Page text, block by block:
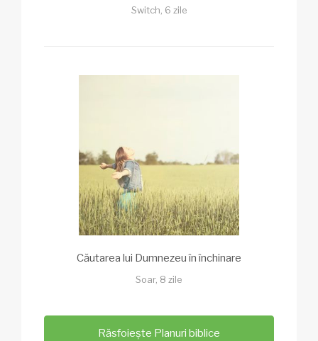
Switch, 6 zile
Căutarea lui Dumnezeu în închinare
Soar, 8 zile
Răsfoiește Planuri biblice